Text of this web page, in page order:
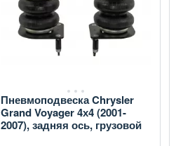
Пневмоподвеска Chrysler
Grand Voyager 4х4 (2001-
2007), задняя ось, грузовой